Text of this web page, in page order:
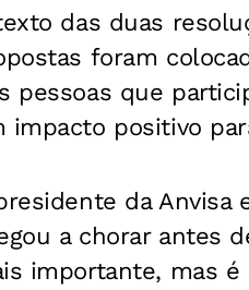
das duas
foram
pessoas que
impacto positivo
da Anvisa
a chorar antes
importante, mas é